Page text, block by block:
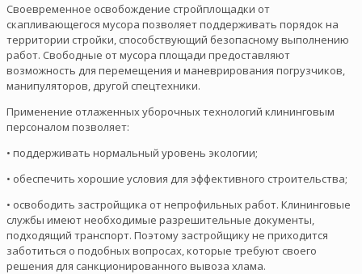
Своевременное освобождение стройплощадки от
скапливающегося мусора позволяет поддерживать порядок на
территории стройки, способствующий безопасному выполнению
работ. Свободные от мусора площади предоставляют
возможность для перемещения и маневрирования погрузчиков,
манипуляторов, другой спецтехники.
Применение отлаженных уборочных технологий клининговым
персоналом позволяет:
• поддерживать нормальный уровень экологии;
• обеспечить хорошие условия для эффективного строительства;
• освободить застройщика от непрофильных работ. Клининговые
службы имеют необходимые разрешительные документы,
подходящий транспорт. Поэтому застройщику не приходится
заботиться о подобных вопросах, которые требуют своего
решения для санкционированного вывоза хлама.